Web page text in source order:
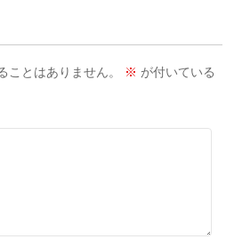
ことはありません。 ※ が付いている